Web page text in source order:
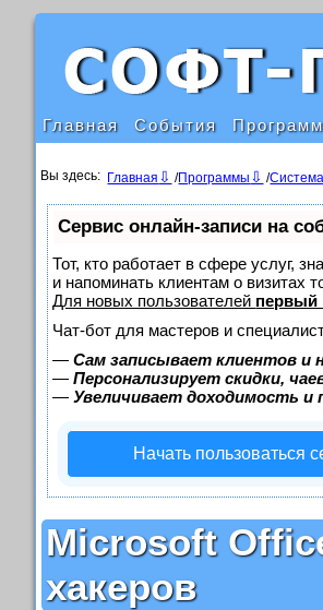
Главная События
Вы здесь: Главная /Программы /Система
Сервис онлайн-записи на
Тот, кто работает в сфере услуг,
и напоминать клиентам о
Для новых пользователей первый
Чат-бот для мастеров и
—Сам записывает клиентов и
—Персонализирует скидки,
—Увеличивает доходимость
Начать пользоваться
Microsoft
хакеров